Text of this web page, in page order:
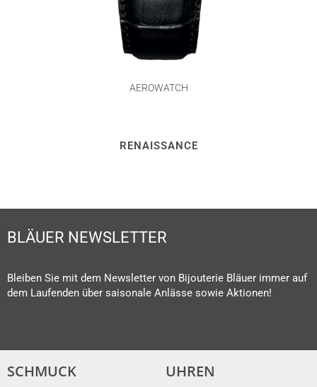
AEROWATCH
RENAISSANCE
BLÄUER NEWSLETTER
Bleiben Sie mit dem Newsletter von Bijouterie Bläuer immer auf
dem Laufenden über saisonale Anlässe sowie Aktionen!
SCHMUCK UHREN